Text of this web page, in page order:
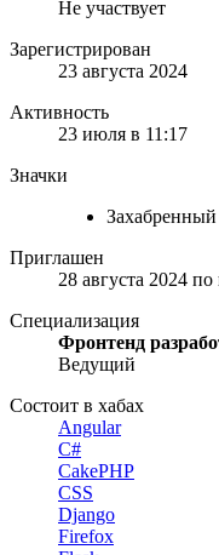
Не участвует
Зарегистрирован
23 августа 2024
Активность
23 июля в 11:17
Значки
Захабренный
Приглашен
28 августа 2024 по
Специализация
Фронтенд
Ведущий
Состоит в хабах
Angular
C#
CakePHP
CSS
Django
Firefox